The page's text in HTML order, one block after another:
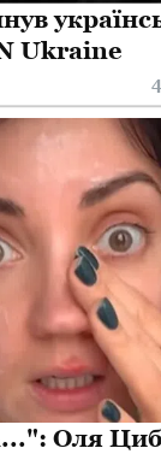
Ukraine
Оля